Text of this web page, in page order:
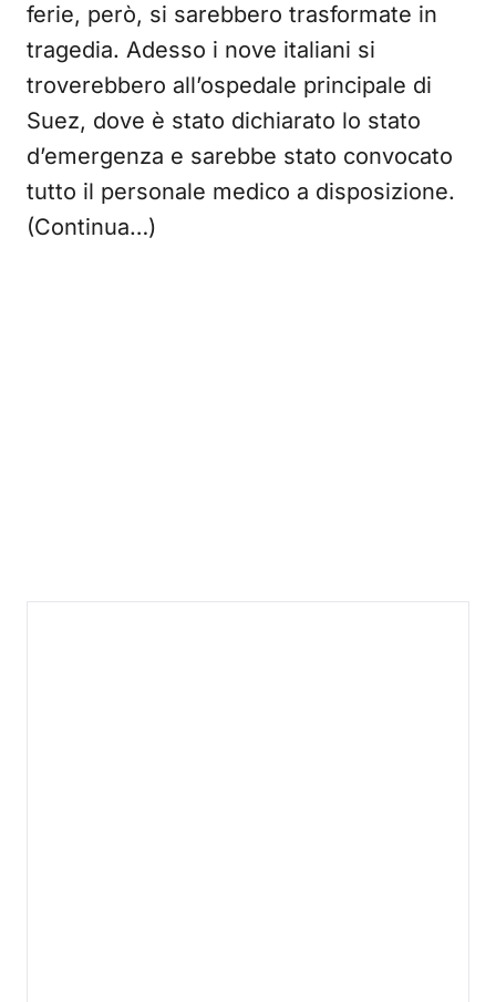
ferie, però, si sarebbero trasformate in
tragedia. Adesso i nove italiani si
troverebbero all’ospedale principale di
Suez, dove è stato dichiarato lo stato
d’emergenza e sarebbe stato convocato
tutto il personale medico a disposizione.
(Continua…)